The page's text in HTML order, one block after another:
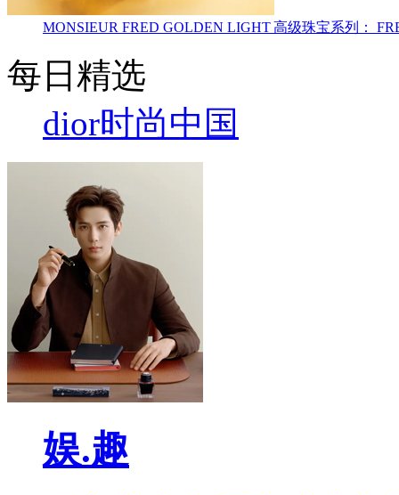
MONSIEUR FRED GOLDEN LIGHT 高级珠宝系列：
每日精选
dior时尚中国
娱.趣